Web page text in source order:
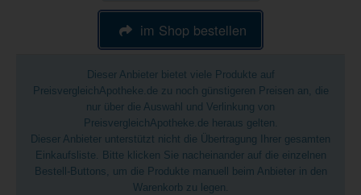
im Shop bestellen
Dieser Anbieter bietet viele Produkte auf
PreisvergleichApotheke.de zu noch günstigeren Preisen an, die
nur über die Auswahl und Verlinkung von
PreisvergleichApotheke.de heraus gelten.
Dieser Anbieter unterstützt nicht die Übertragung Ihrer gesamten
Einkaufsliste. Bitte klicken Sie nacheinander auf die einzelnen
Bestell-Buttons, um die Produkte manuell beim Anbieter in den
Warenkorb zu legen.